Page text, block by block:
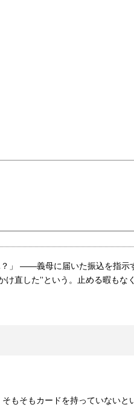
」 ――義母に届いた振込を指
直した”という。止める暇もな
もそもカードを持っていないと